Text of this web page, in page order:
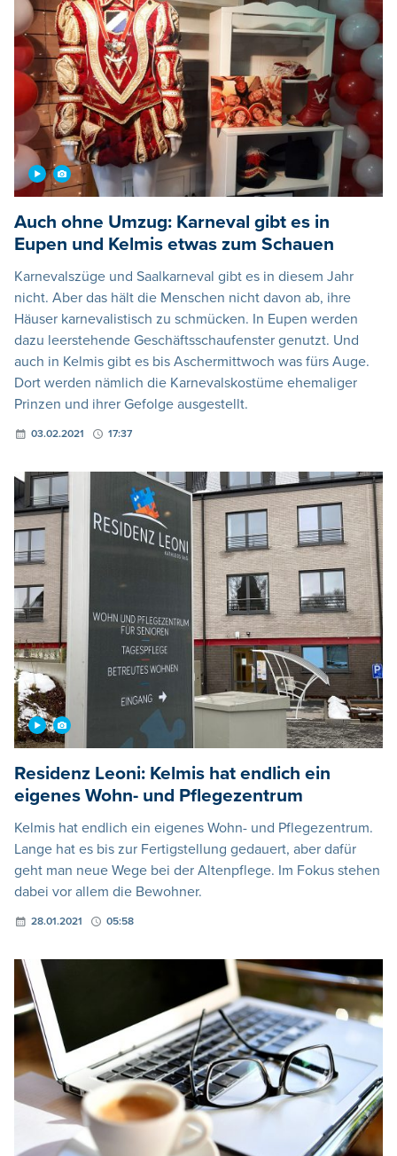
Auch ohne Umzug: Karneval gibt es in
Eupen und Kelmis etwas zum Schauen
Karnevalszüge und Saalkarneval gibt es in diesem Jahr
nicht. Aber das hält die Menschen nicht davon ab, ihre
Häuser karnevalistisch zu schmücken. In Eupen werden
dazu leerstehende Geschäftsschaufenster genutzt. Und
auch in Kelmis gibt es bis Aschermittwoch was fürs Auge.
Dort werden nämlich die Karnevalskostüme ehemaliger
Prinzen und ihrer Gefolge ausgestellt.
03.02.2021 17:37
Residenz Leoni: Kelmis hat endlich ein
eigenes Wohn- und Pflegezentrum
Kelmis hat endlich ein eigenes Wohn- und Pflegezentrum.
Lange hat es bis zur Fertigstellung gedauert, aber dafür
geht man neue Wege bei der Altenpflege. Im Fokus stehen
dabei vor allem die Bewohner.
28.01.2021 05:58